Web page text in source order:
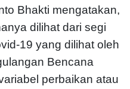
Bhakti mengatakan,
dilihat dari segi
19 yang dilihat oleh
Bencana
perbaikan atau